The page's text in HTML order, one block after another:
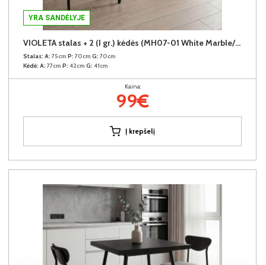
YRA SANDĖLYJE
VIOLETA stalas + 2 (I gr.) kėdės (MH07-01 White Marble/25-55 Pilkas)
Stalas: A: 75cm P: 70cm G: 70cm
Kėdė: A: 77cm P: 42cm G: 41cm
Kaina:
99€
Į krepšelį